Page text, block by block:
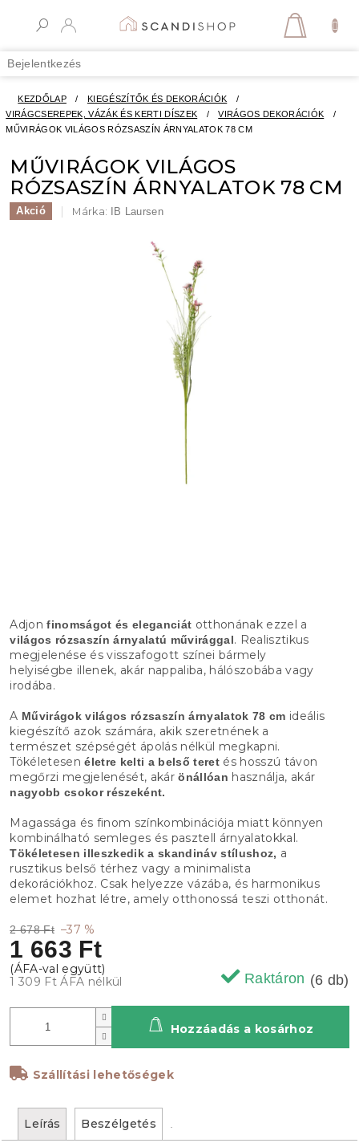
Bejelentkezés
KOSÁR
KEZDŐLAP / KIEGÉSZÍTŐK ÉS DEKORÁCIÓK
/
VIRÁGCSEREPEK, VÁZÁK ÉS KERTI DÍSZEK
/ VIRÁGOS DEKORÁCIÓK
/
MŰVIRÁGOK VILÁGOS RÓZSASZÍN ÁRNYALATOK 78 CM
MŰVIRÁGOK VILÁGOS
RÓZSASZÍN ÁRNYALATOK 78 CM
Akció Márka: IB Laursen
2 678 Ft –37 %
1 663 Ft
1 309 Ft ÁFA nélkül Raktáron (6 db)
Szállítási lehetőségek
Hozzáadás a kosárhoz
Adjonfinomságot és eleganciát otthonának ezzel a
világos rózsaszín árnyalatú művirággal. Realisztikus
megjelenése és visszafogott színei bármely
helyiségbe illenek, akár nappaliba, hálószobába vagy
irodába.
A Művirágok világos rózsaszín árnyalatok 78 cm ideális
kiegészítő azok számára, akik szeretnének a
természet szépségét ápolás nélkül megkapni.
Tökéletesenéletre kelti a belső teretés hosszú távon
megőrzi megjelenését, akárönállóan használja, akár
nagyobb csokor részeként.
Magassága és finom színkombinációja miatt könnyen
kombinálható semleges és pasztell árnyalatokkal.
Tökéletesen illeszkedik a skandináv stílushoz, a
rusztikus belső térhez vagy a minimalista
dekorációkhoz. Csak helyezze vázába, és harmonikus
elemet hozhat létre, amely otthonossá teszi otthonát.
Leírás Beszélgetés